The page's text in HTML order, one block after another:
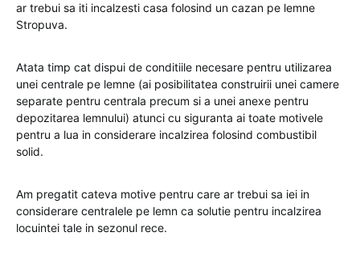
ar trebui sa iti incalzesti casa folosind un cazan pe lemne
Stropuva.
Atata timp cat dispui de conditiile necesare pentru utilizarea
unei centrale pe lemne (ai posibilitatea construirii unei camere
separate pentru centrala precum si a unei anexe pentru
depozitarea lemnului) atunci cu siguranta ai toate motivele
pentru a lua in considerare incalzirea folosind combustibil
solid.
Am pregatit cateva motive pentru care ar trebui sa iei in
considerare centralele pe lemn ca solutie pentru incalzirea
locuintei tale in sezonul rece.